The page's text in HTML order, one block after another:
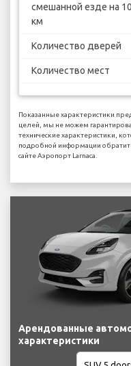
смешанной езде на
км
Количество дверей
Количество мест
Показанные характеристики
целей, мы не можем
технические характеристики,
подробной информации
сайте Аэропорт Larnaca.
Арендованные
характеристики